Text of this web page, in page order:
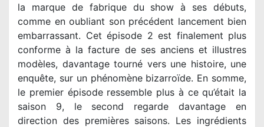
la marque de fabrique du show à ses débuts,
comme en oubliant son précédent lancement bien
embarrassant. Cet épisode 2 est finalement plus
conforme à la facture de ses anciens et illustres
modèles, davantage tourné vers une histoire, une
enquête, sur un phénomène bizarroïde. En somme,
le premier épisode ressemble plus à ce qu’était la
saison 9, le second regarde davantage en
direction des premières saisons. Les ingrédients